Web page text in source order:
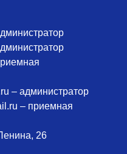
– администратор
– приемная
26